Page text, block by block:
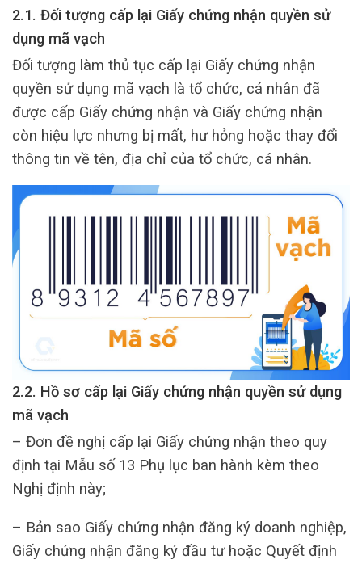
2.1. Đối tượng cấp lại Giấy chứng nhận quyền sử
dụng mã vạch
Đối tượng làm thủ tục cấp lại Giấy chứng nhận
quyền sử dụng mã vạch là tổ chức, cá nhân đã
được cấp Giấy chứng nhận và Giấy chứng nhận
còn hiệu lực nhưng bị mất, hư hỏng hoặc thay đổi
thông tin về tên, địa chỉ của tổ chức, cá nhân.
2.2. Hồ sơ cấp lại Giấy chứng nhận quyền sử dụng
mã vạch
– Đơn đề nghị cấp lại Giấy chứng nhận theo quy
định tại Mẫu số 13 Phụ lục ban hành kèm theo
Nghị định này;
– Bản sao Giấy chứng nhận đăng ký doanh nghiệp,
Giấy chứng nhận đăng ký đầu tư hoặc Quyết định